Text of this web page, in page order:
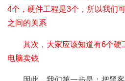
4个，硬件工程是3个，所以我们
之间的关系
其次，大家应该知道有6个硬
电脑卖钱